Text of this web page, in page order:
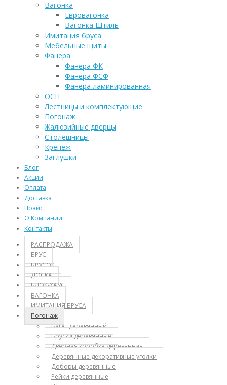
Вагонка
Евровагонка
Вагонка Штиль
Имитация бруса
Мебельные щиты
Фанера
Фанера ФК
Фанера ФСФ
Фанера ламинированная
ОСП
Лестницы и комплектующие
Погонаж
Жалюзийные дверцы
Столешницы
Крепеж
Заглушки
Блог
Акции
Оплата
Доставка
Прайс
О Компании
Контакты
РАСПРОДАЖА
БРУС
БРУСОК
ДОСКА
БЛОК-ХАУС
ВАГОНКА
ИМИТАЦИЯ БРУСА
Погонаж
Багет деревянный
Бруски деревянные
Дверная коробка деревянная
Деревянные декоративные уголки
Доборы деревянные
Рейки деревянные